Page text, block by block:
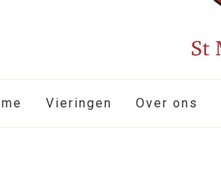
Vieringen Over ons